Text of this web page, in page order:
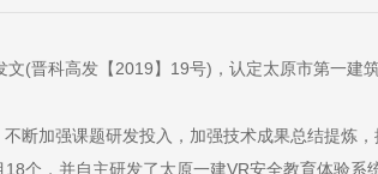
晋科高发【2019】19号)，认定太原市第一建
加强课题研发投入，加强技术成果总结提炼，
个，并自主研发了太原一建VR安全教育体验系